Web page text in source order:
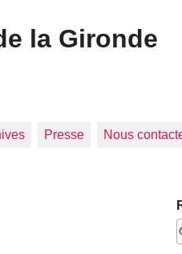
la Gironde
Presse Nous